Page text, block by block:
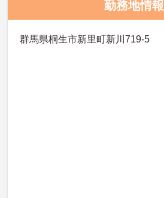
勤務地情報
群馬県桐生市新里町新川719-5